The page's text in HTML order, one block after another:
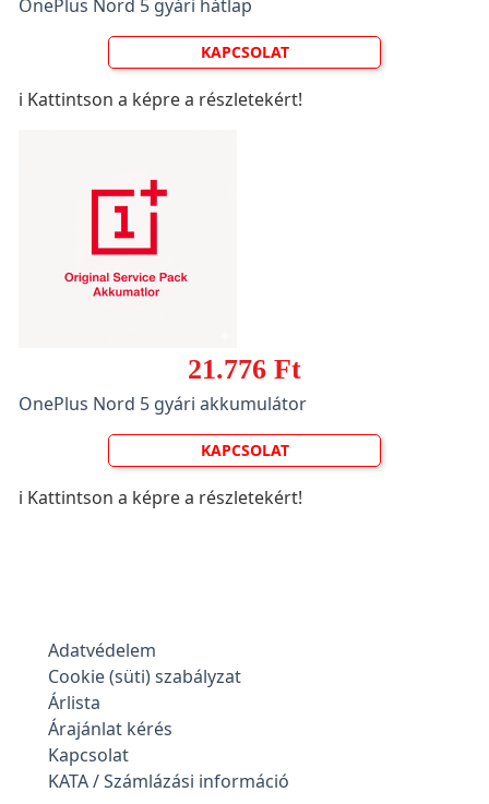
OnePlus Nord 5 gyári hátlap
KAPCSOLAT
ℹ️ Kattintson a képre a részletekért!
21.776 Ft
OnePlus Nord 5 gyári akkumulátor
KAPCSOLAT
ℹ️ Kattintson a képre a részletekért!
Adatvédelem
Cookie (süti) szabályzat
Árlista
Árajánlat kérés
Kapcsolat
KATA / Számlázási információ